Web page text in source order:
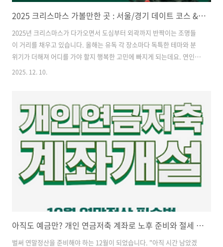
2025 크리스마스 가볼만한 곳 : 서울/경기 데이트 코스 & 트리 명소 총정리
2025년 크리스마스가 다가오면서 도심부터 외곽까지 반짝이는 조명들
이 거리를 채우고 있습니다. 올해는 유독 각 장소마다 독특한 테마와 분
위기가 더해져 어디를 가야 할지 행복한 고민에 빠지게 되는데요. 연인과
의 로맨틱한 데이트부터 가족과 함께하는 따뜻한 실내 나들이까지, 2025
심: 화려한 빛의 향연 (인생샷 필수 코스)가장 먼저 살펴볼 곳은 크리스마
스 분위기의 정석, 서울 도심입니다. 웨이팅이 있더라도 꼭 한번 가봐야
할 명소들이죠. 📍 여의도 더현대 서울 (The Hyundai Seoul) 매년 역대
급 인증샷 성지로 불리는 곳입니다. 올해도 '크리스마..
2025. 12. 10.
아직도 예금만? 개인 연금저축 계좌로 노후 준비와 절세 동시에 잡는 꿀팁
벌써 연말정산을 준비해야 하는 12월이 되었습니다. "아직 시간 남았겠